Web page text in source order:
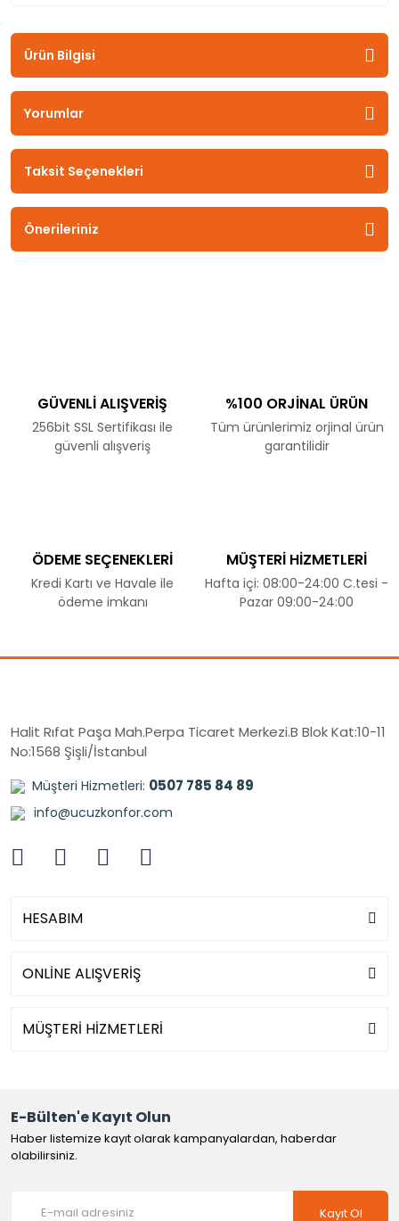
Ürün Bilgisi
Yorumlar
Taksit Seçenekleri
Önerileriniz
GÜVENLİ ALIŞVERİŞ
256bit SSL Sertifikası ile
güvenli alışveriş
%100 ORJİNAL ÜRÜN
Tüm ürünlerimiz orjinal ürün
garantilidir
ÖDEME SEÇENEKLERİ
Kredi Kartı ve Havale ile
ödeme imkanı
MÜŞTERİ HİZMETLERİ
Hafta içi: 08:00-24:00 C.tesi -
Pazar 09:00-24:00
Halit Rıfat Paşa Mah.Perpa Ticaret Merkezi.B Blok Kat:10-11
No:1568 Şişli/İstanbul
Müşteri Hizmetleri: 0507 785 84 89
info@ucuzkonfor.com
HESABIM
ONLİNE ALIŞVERİŞ
MÜŞTERİ HİZMETLERİ
E-Bülten'e Kayıt Olun
Haber listemize kayıt olarak kampanyalardan, haberdar
olabilirsiniz.
Kayıt Ol